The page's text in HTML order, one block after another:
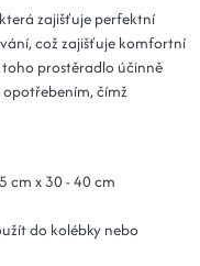
zajišťuje perfektní
což zajišťuje komfortní
prostěradlo účinně
čímž
cm x 30 - 40 cm
do kolébky nebo